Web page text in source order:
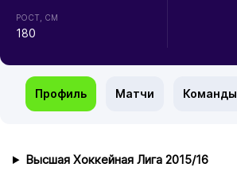
РОСТ, СМ
180
Профиль Матчи Команды
Высшая Хоккейная Лига 2015/16